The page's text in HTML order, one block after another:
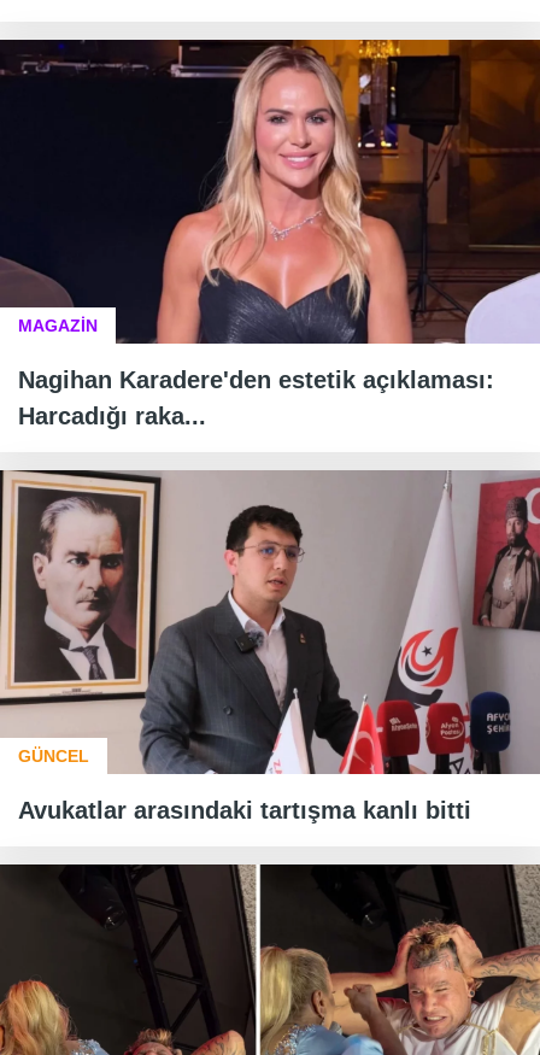
MAGAZİN
Nagihan Karadere'den estetik açıklaması:
Harcadığı raka...
GÜNCEL
Avukatlar arasındaki tartışma kanlı bitti